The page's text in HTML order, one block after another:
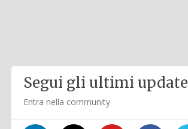
Segui gli ultimi update
Entra nella community